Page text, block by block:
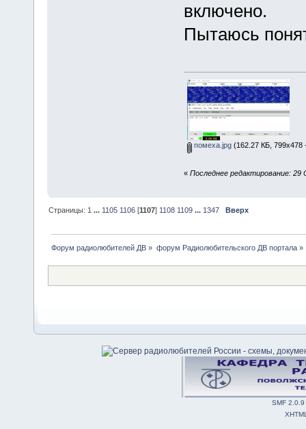
включено.
Пытаюсь
помеха.jpg(162.27 КБ, 799x478
« Последнее редактирование:
Страницы: 1 ... 1105 1106 [1107] 1108 1109 ... 1347 Вверх
Форум радиолюбителей ДВ » форум Радиолюбительского ДВ портала»
SMF 2.0.9